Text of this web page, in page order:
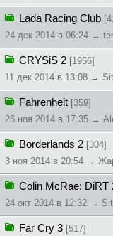
Lada Racing Club
24 дек 2014 в 06:24 →
CRYSiS 2 [1956]
11 дек 2014 в 13:08 →
Fahrenheit [359]
26 ноя 2014 в 17:35 →
Borderlands 2 [304]
3 ноя 2014 в 20:54 →
Colin McRae: DiRT
24 окт 2014 в 12:32 →
Far Cry 3 [517]